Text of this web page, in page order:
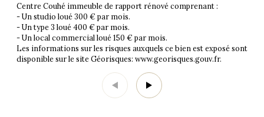
Centre Couhé immeuble de rapport rénové comprenant :
- Un studio loué 300 € par mois.
- Un type 3 loué 400 € par mois.
- Un local commercial loué 150 € par mois.
Les informations sur les risques auxquels ce bien est exposé sont
disponible sur le site Géorisques: www.georisques.gouv.fr.